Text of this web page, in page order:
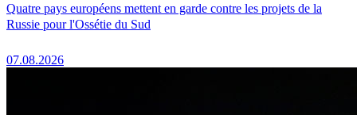
Quatre pays européens mettent en garde contre les projets de la
Russie pour l'Ossétie du Sud
07.08.2026